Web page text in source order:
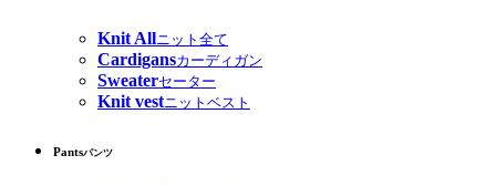
Knit Allニット全て
Cardigansカーディガン
Sweaterセーター
Knit vestニットベスト
Pantsパンツ